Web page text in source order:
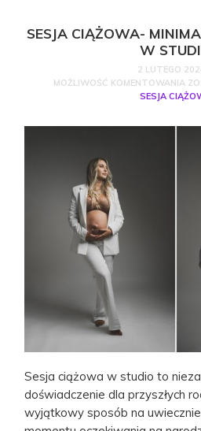
SESJA CIĄŻOWA-
W
2 LUTEGO
MOŻLIWOŚĆ KOMENTOWANIA
SESJA
Sesja ciążowa w studio to
doświadczenie dla przyszłych
wyjątkowy sposób na